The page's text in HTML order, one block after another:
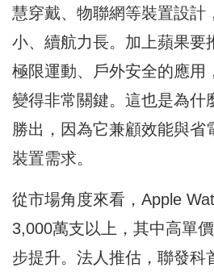
慧穿戴、物聯網等裝置設計
小、續航力長。加上蘋果要
極限運動、戶外安全的應用
變得非常關鍵。這也是為什
勝出，因為它兼顧效能與省
裝置需求。
從市場角度來看，Apple
3,000萬支以上，其中高單
步提升。法人推估，聯發科